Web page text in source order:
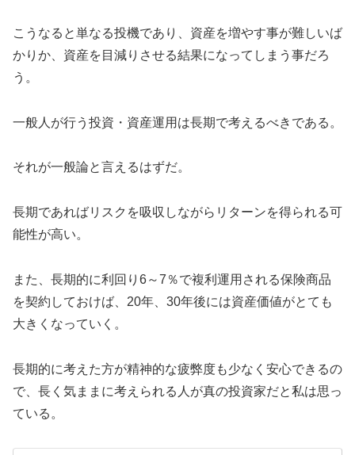
こうなると単なる投機であり、資産を増やす事が難しいば
かりか、資産を目減りさせる結果になってしまう事だろ
う。
一般人が行う投資・資産運用は長期で考えるべきである。
それが一般論と言えるはずだ。
長期であればリスクを吸収しながらリターンを得られる可
能性が高い。
また、長期的に利回り6～7％で複利運用される保険商品
を契約しておけば、20年、30年後には資産価値がとても
大きくなっていく。
長期的に考えた方が精神的な疲弊度も少なく安心できるの
で、長く気ままに考えられる人が真の投資家だと私は思っ
ている。